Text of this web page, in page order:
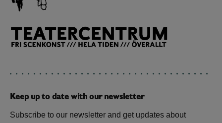
Keep up to date with our newsletter
Subscribe to our newsletter and get updates about